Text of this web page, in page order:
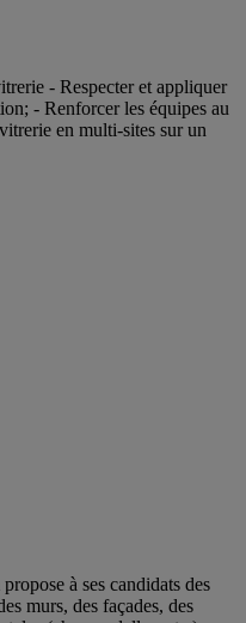
- Respecter et appliquer
- Renforcer les équipes au
en multi-sites sur un
à ses candidats des
murs, des façades, des